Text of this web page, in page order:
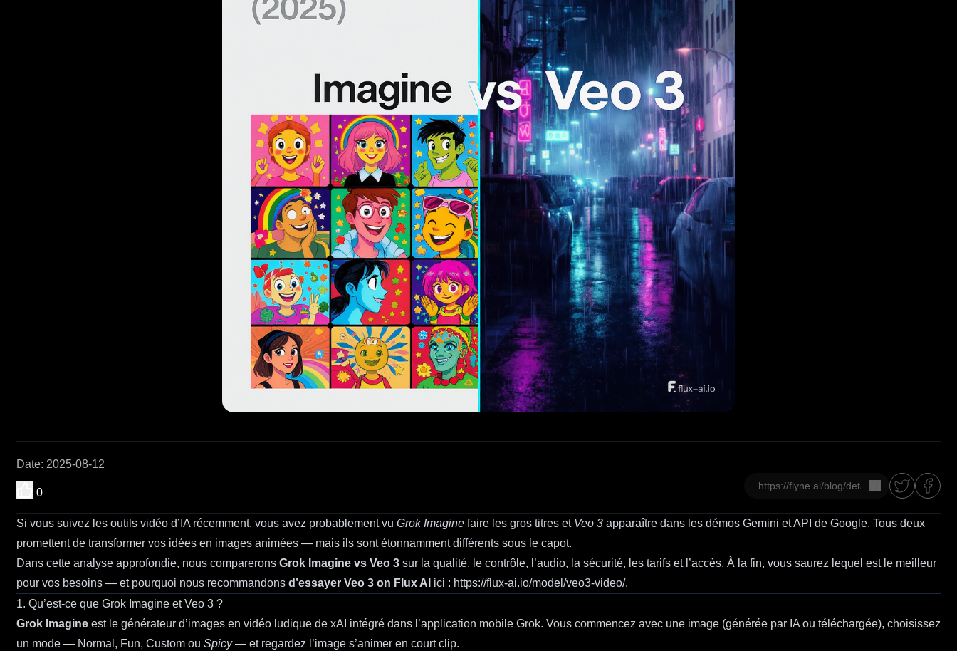
Date: 2025-08-12
0 Copier
Si vous suivez les outils vidéo d’IA récemment, vous avez probablement vu Grok Imagine faire les gros titres et Veo 3 apparaître dans les démos Gemini et API de Google. Tous deux
promettent de transformer vos idées en images animées — mais ils sont étonnamment différents sous le capot.
Dans cette analyse approfondie, nous comparerons Grok Imagine vs Veo 3 sur la qualité, le contrôle, l’audio, la sécurité, les tarifs et l’accès. À la fin, vous saurez lequel est le meilleur
pour vos besoins — et pourquoi nous recommandons d’essayer Veo 3 on Flux AI ici : https://flux-ai.io/model/veo3-video/.
1. Qu’est-ce que Grok Imagine et Veo 3 ?
Grok Imagine est le générateur d’images en vidéo ludique de xAI intégré dans l’application mobile Grok. Vous commencez avec une image (générée par IA ou téléchargée), choisissez
un mode — Normal, Fun, Custom ou Spicy— et regardez l’image s’animer en court clip.